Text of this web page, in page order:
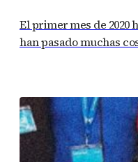
El primer mes de 2020
han pasado muchas